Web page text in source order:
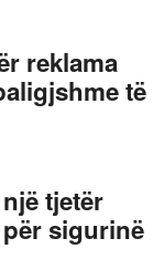
reklama
të
tjetër
sigurinë